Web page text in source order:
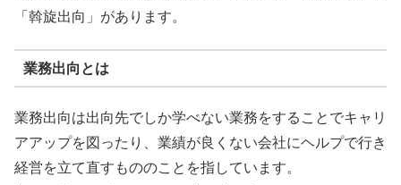
「斡旋出向」があります。
業務出向とは
業務出向は出向先でしか学べない業務をすることでキャリ
アアップを図ったり、業績が良くない会社にヘルプで行き
経営を立て直すもののことを指しています。